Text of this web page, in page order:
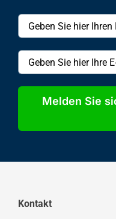
Melden Sie
Kontakt